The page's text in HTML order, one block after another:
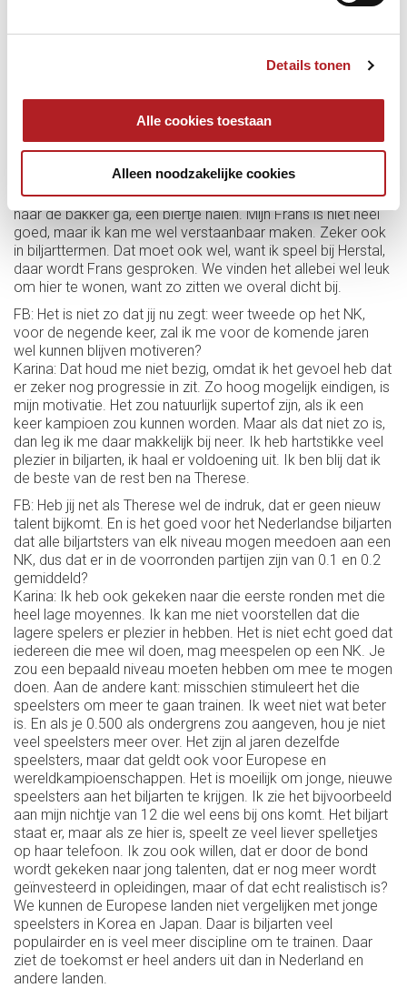
Details tonen
Alle cookies toestaan
Alleen noodzakelijke cookies
naar mijn werk, 32 uur per week, bij Hornbach op kantoor in
trainen. Maar voor mij is trainen: een muziekje opzetten en
het beheerst niet al onze dagen. We praten over heel veel
FB: Vertel eens iets over waar jullie wonen: Visé, een kleine
Karina: ,,Het is maar een goed kwartiertje onder Maastricht,
maar wel onder de taalgrens. Dus we spreken Frans, als ik
naar de bakker ga, een biertje halen. Mijn Frans is niet heel
goed, maar ik kan me wel verstaanbaar maken. Zeker ook
in biljarttermen. Dat moet ook wel, want ik speel bij Herstal,
daar wordt Frans gesproken. We vinden het allebei wel leuk
om hier te wonen, want zo zitten we overal dicht bij.
FB: Het is niet zo dat jij nu zegt: weer tweede op het NK,
voor de negende keer, zal ik me voor de komende jaren
wel kunnen blijven motiveren?
Karina: Dat houd me niet bezig, omdat ik het gevoel heb dat
er zeker nog progressie in zit. Zo hoog mogelijk eindigen, is
mijn motivatie. Het zou natuurlijk supertof zijn, als ik een
keer kampioen zou kunnen worden. Maar als dat niet zo is,
dan leg ik me daar makkelijk bij neer. Ik heb hartstikke veel
plezier in biljarten, ik haal er voldoening uit. Ik ben blij dat ik
de beste van de rest ben na Therese.
FB: Heb jij net als Therese wel de indruk, dat er geen nieuw
talent bijkomt. En is het goed voor het Nederlandse biljarten
dat alle biljartsters van elk niveau mogen meedoen aan een
NK, dus dat er in de voorronden partijen zijn van 0.1 en 0.2
gemiddeld?
Karina: Ik heb ook gekeken naar die eerste ronden met die
heel lage moyennes. Ik kan me niet voorstellen dat die
lagere spelers er plezier in hebben. Het is niet echt goed dat
iedereen die mee wil doen, mag meespelen op een NK. Je
zou een bepaald niveau moeten hebben om mee te mogen
doen. Aan de andere kant: misschien stimuleert het die
speelsters om meer te gaan trainen. Ik weet niet wat beter
is. En als je 0.500 als ondergrens zou aangeven, hou je niet
veel speelsters meer over. Het zijn al jaren dezelfde
speelsters, maar dat geldt ook voor Europese en
wereldkampioenschappen. Het is moeilijk om jonge, nieuwe
speelsters aan het biljarten te krijgen. Ik zie het bijvoorbeeld
aan mijn nichtje van 12 die wel eens bij ons komt. Het biljart
staat er, maar als ze hier is, speelt ze veel liever spelletjes
op haar telefoon. Ik zou ook willen, dat er door de bond
wordt gekeken naar jong talenten, dat er nog meer wordt
geïnvesteerd in opleidingen, maar of dat echt realistisch is?
We kunnen de Europese landen niet vergelijken met jonge
speelsters in Korea en Japan. Daar is biljarten veel
populairder en is veel meer discipline om te trainen. Daar
ziet de toekomst er heel anders uit dan in Nederland en
andere landen.